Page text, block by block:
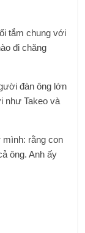
tắm chung với
đi chăng
đàn ông lớn
như Takeo và
mình: rằng con
ông. Anh ấy